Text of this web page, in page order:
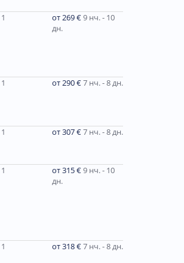
1 от 269 €9 нч. - 10
дн.
1 от 290 €7 нч. - 8 дн.
1 от 307 €7 нч. - 8 дн.
1 от 315 €9 нч. - 10
дн.
1 от 318 €7 нч. - 8 дн.